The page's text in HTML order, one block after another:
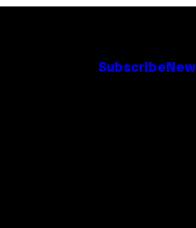
Subscribe